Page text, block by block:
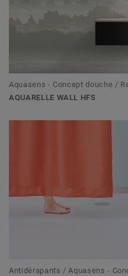
Aquasens - Concept douche /
AQUARELLE WALL HFS
Antidérapants / Aquasens -